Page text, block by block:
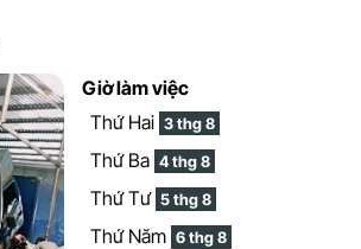
Giờ làm việc
Thứ Hai 3 thg 8
Thứ Ba 4 thg 8
Thứ Tư 5 thg 8
Thứ Năm 6 thg 8